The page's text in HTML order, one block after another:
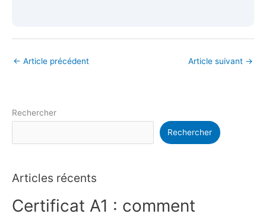
← Article précédent Article suivant →
Rechercher
Rechercher
Articles récents
Certificat A1 : comment